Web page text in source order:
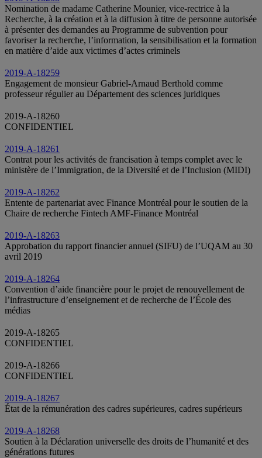
Nomination de madame Catherine Mounier, vice-rectrice à la
Recherche, à la création et à la diffusion à titre de personne autorisée
à présenter des demandes au Programme de subvention pour
favoriser la recherche, l’information, la sensibilisation et la formation
en matière d’aide aux victimes d’actes criminels
2019-A-18259
Engagement de monsieur Gabriel-Arnaud Berthold comme
professeur régulier au Département des sciences juridiques
2019-A-18260
CONFIDENTIEL
2019-A-18261
Contrat pour les activités de francisation à temps complet avec le
ministère de l’Immigration, de la Diversité et de l’Inclusion (MIDI)
2019-A-18262
Entente de partenariat avec Finance Montréal pour le soutien de la
Chaire de recherche Fintech AMF-Finance Montréal
2019-A-18263
Approbation du rapport financier annuel (SIFU) de l’UQAM au 30
avril 2019
2019-A-18264
Convention d’aide financière pour le projet de renouvellement de
l’infrastructure d’enseignement et de recherche de l’École des
médias
2019-A-18265
CONFIDENTIEL
2019-A-18266
CONFIDENTIEL
2019-A-18267
État de la rémunération des cadres supérieures, cadres supérieurs
2019-A-18268
Soutien à la Déclaration universelle des droits de l’humanité et des
générations futures